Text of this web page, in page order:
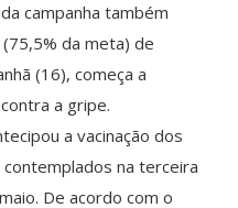
campanha também
da meta) de
(16), começa a
a gripe.
a vacinação dos
na terceira
De acordo com o